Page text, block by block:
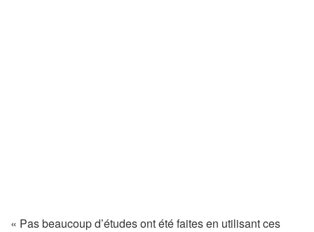
« Pas beaucoup d’études ont été faites en utilisant ces